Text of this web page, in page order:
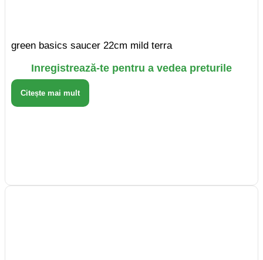
green basics saucer 22cm mild terra
Inregistrează-te pentru a vedea preturile
Citește mai mult